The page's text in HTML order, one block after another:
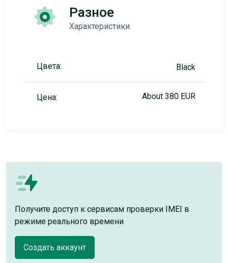
Разное
Характеристики
Цвета: Black
Цена: About 380 EUR
Получите доступ к сервисам проверки IMEI в
режиме реального времени
Создать аккаунт